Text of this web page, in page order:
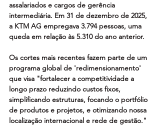
assalariados e cargos de gerência
intermediária. Em 31 de dezembro de 2025,
a KTM AG empregava 3.794 pessoas, uma
queda em relação às 5.310 do ano anterior.
Os cortes mais recentes fazem parte de um
programa global de 'redimensionamento'
que visa "fortalecer a competitividade a
longo prazo reduzindo custos fixos,
simplificando estruturas, focando o portfólio
de produtos e projetos, e otimizando nossa
localização internacional e rede de gestão."